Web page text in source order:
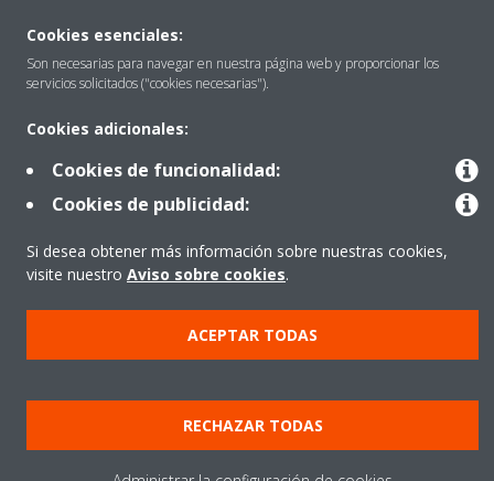
Destacados
Copyright © Daikin
Cookies esenciales:
Son necesarias para navegar en nuestra página web y proporcionar los
servicios solicitados ("cookies necesarias").
Cookies adicionales:
Cookies de funcionalidad:
Cookies de publicidad:
Si desea obtener más información sobre nuestras cookies,
visite nuestro Aviso sobre cookies.
ACEPTAR TODAS
RECHAZAR TODAS